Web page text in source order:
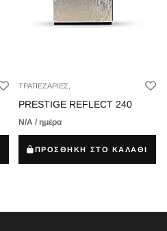
ΤΡΑΠΕΖΑΡΙΕΣ,
PRESTIGE REFLECT 240
Ν/Α / ημέρα
ΠΡΟΣΘΗΚΗ ΣΤΟ ΚΑΛΑΘΙ